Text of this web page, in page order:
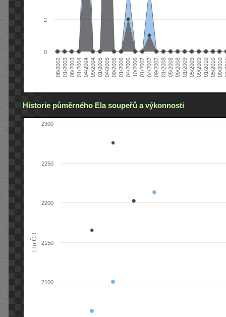
08/200201/200308/200301/200404/200409/200401/200504/200509/200501/200604/200610/200601/200704/200709/200701/200805/200809/200801/200905/200909/200901/201005/201009/2010
0
2
Historie půměrného Ela soupeřů a výkonnosti
Elo ČR
2100
2150
2200
2250
2300